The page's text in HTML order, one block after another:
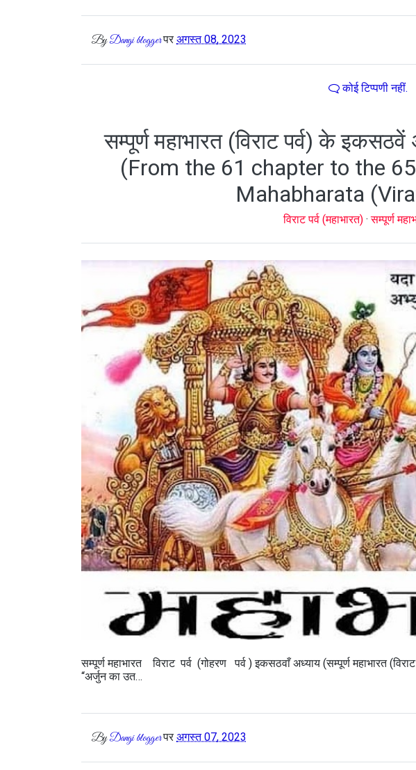
ByDangi bloggerपर अगस्त 08, 2023
कोई टिप्पणी नहीं.
सम्पूर्ण महाभारत (विराट पर्व) के
(From the 61 chapter to the
Mahabharata
विराट पर्व (महाभारत) ·सम्पूर्ण
सम्पूर्ण महाभारत विराट पर्व (गोहरण पर्व ) इकसठवाँ अध्याय (सम्पूर्ण महाभारत
“अर्जुन का उत…
ByDangi bloggerपर अगस्त 07, 2023